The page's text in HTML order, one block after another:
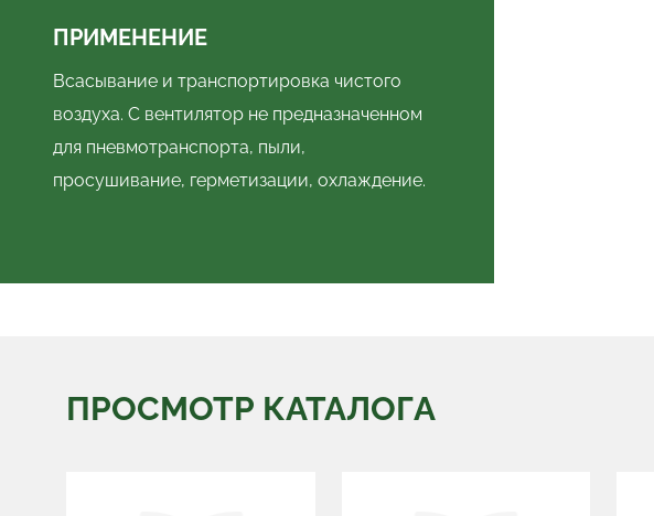
ПРИМЕНЕНИЕ
Всасывание и транспортировка чистого
воздуха. С вентилятор не предназначенном
для пневмотранспорта, пыли,
просушивание, герметизации, охлаждение.
ПРОСМОТР КАТАЛОГА